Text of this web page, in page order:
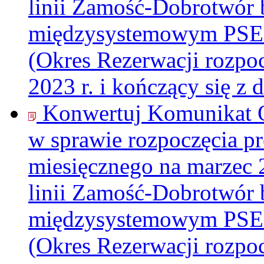
linii Zamość-Dobrotwór
międzysystemowym
(Okres Rezerwacji
2023 r. i kończący się z
Konwertuj Komunikat
w sprawie rozpoczęcia
miesięcznego na
linii Zamość-Dobrotwór
międzysystemowym
(Okres Rezerwacji